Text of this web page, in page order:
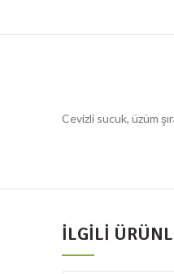
Cevizli sucuk, üzüm
İLGILI